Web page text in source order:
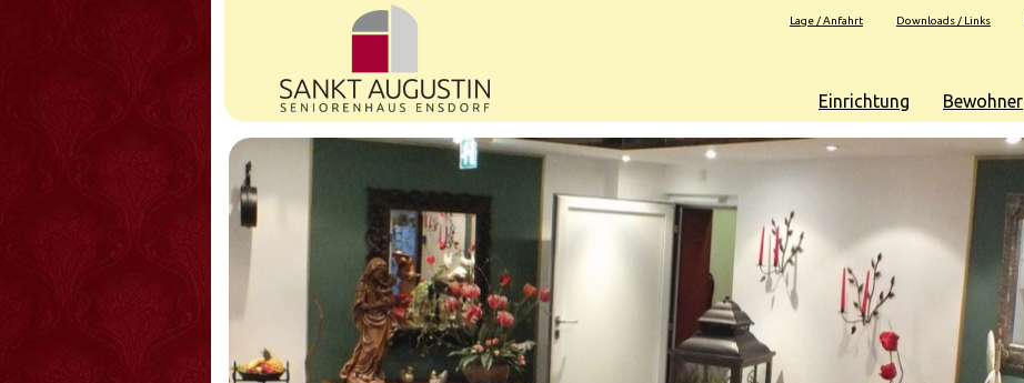
Lage / Anfahrt Downloads / Links
Einrichtung Bewohner